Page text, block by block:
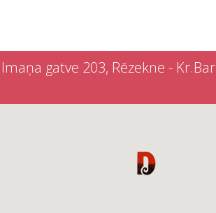
gatve 203, Rēzekne -